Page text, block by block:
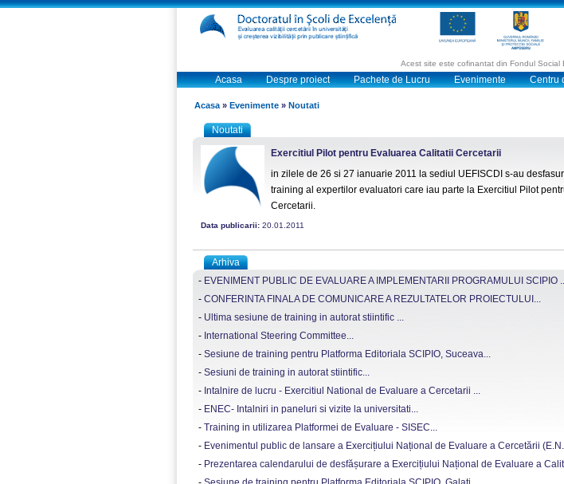
Acest site este cofinantat din Fondul Social
Acasa Despre proiect Pachete de Lucru Evenimente Centru
Acasa » Evenimente » Noutati
Noutati
Exercitiul Pilot pentru Evaluarea Calitatii Cercetarii
in zilele de 26 si 27 ianuarie 2011 la sediul UEFISCDI s-au
training al expertilor evaluatori care iau parte la Exercitiul Pilot
Cercetarii.
Data publicarii: 20.01.2011
Arhiva
- EVENIMENT PUBLIC DE EVALUARE A IMPLEMENTARII PROGRAMULUI SCIPIO
- CONFERINTA FINALA DE COMUNICARE A REZULTATELOR PROIECTULUI...
- Ultima sesiune de training in autorat stiintific ...
- International Steering Committee...
- Sesiune de training pentru Platforma Editoriala SCIPIO, Suceava...
- Sesiuni de training in autorat stiintific...
- Intalnire de lucru - Exercitiul National de Evaluare a Cercetarii ...
- ENEC- Intalniri in paneluri si vizite la universitati...
- Training in utilizarea Platformei de Evaluare - SISEC...
- Evenimentul public de lansare a Exercițiului Național de Evaluare a Cercetării
- Prezentarea calendarului de desfășurare a Exercițiului Național de Evaluare a